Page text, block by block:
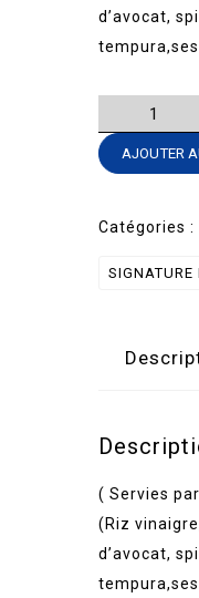
d’avocat,
quantité
de
Sig.
DRAGON
AJOUTER
Catégories :
SIGNATURE
( Servies
(Riz
d’avocat,